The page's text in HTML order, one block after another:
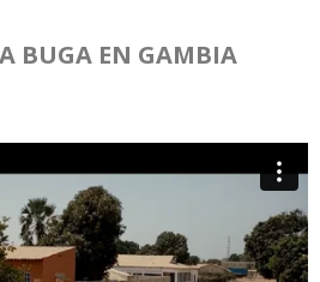
BUGA EN GAMBIA